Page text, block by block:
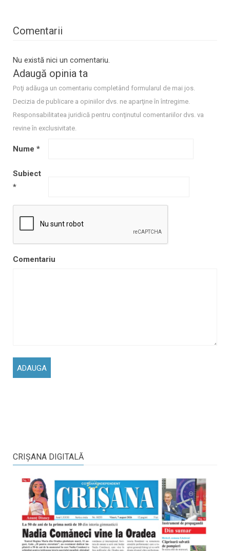
Comentarii
Nu există nici un comentariu.
Adaugă opinia ta
Poţi adăuga un comentariu completând formularul de mai jos.
Decizia de publicare a opiniilor dvs. ne aparţine în întregime.
Responsabilitatea juridică pentru conţinutul comentariilor dvs. va
revine în exclusivitate.
Nume *
Subiect
*
Comentariu
CRIŞANA DIGITALĂ